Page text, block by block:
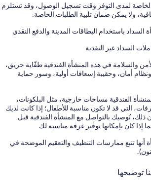
لمدى التوفر وقت تسجيل الوصول، وقد تستلزم
ولا يمكن ضمان تلبية الطلبات الخاصة.
السداد باستخدام البطاقات المدينة والدفع النقدي
السداد غير النقدية
والسلامة في هذه المنشأة الفندقية طفّاية حريق،
أمان، وحقيبة إسعافات أولية، وسور حماية
الفندقية مساحات خارجية، مثل البلكونات،
التي قد لا تكون مناسبة للأطفال؛ إذا كانت لديك
نُوصيك بالتواصل مع المنشأة الفندقية قبل
إذا كان بإمكانها توفير غرفة مناسبة لك
أنها تتبع ممارسات التنظيف والتعقيم الموضحة في
توضيحها